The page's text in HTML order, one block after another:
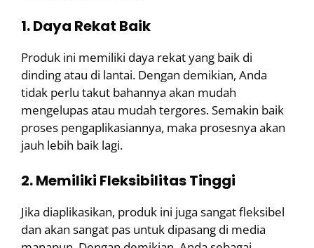
1. Daya Rekat Baik
Produk ini memiliki daya rekat yang baik di
dinding atau di lantai. Dengan demikian, Anda
tidak perlu takut bahannya akan mudah
mengelupas atau mudah tergores. Semakin baik
proses pengaplikasiannya, maka prosesnya akan
jauh lebih baik lagi.
2. Memiliki Fleksibilitas Tinggi
Jika diaplikasikan, produk ini juga sangat fleksibel
dan akan sangat pas untuk dipasang di media